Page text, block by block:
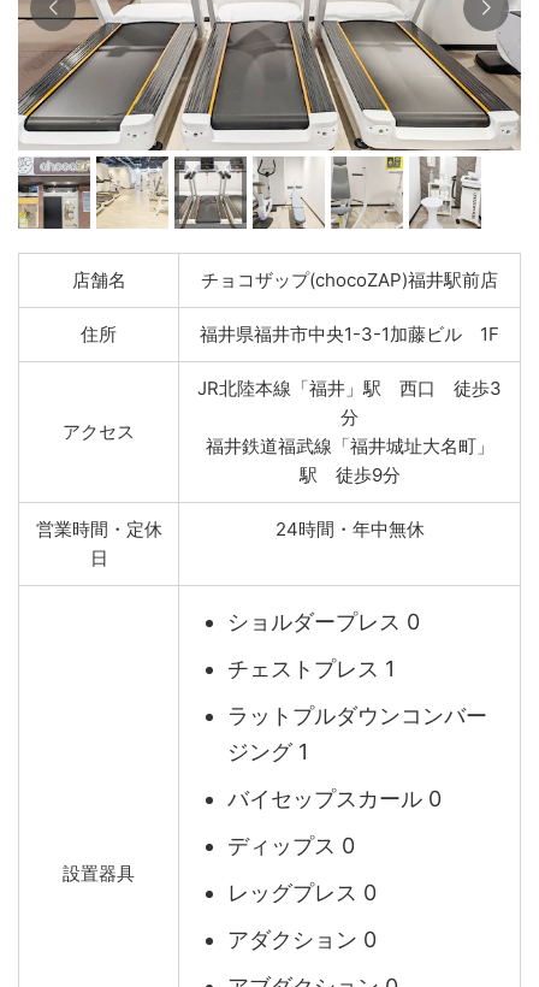
店舗名 チョコザップ(chocoZAP)福井駅前店
住所 福井県福井市中央1-3-1加藤ビル 1F
アクセス
JR北陸本線「福井」駅 西口 徒歩3
分
福井鉄道福武線「福井城址大名町」
駅 徒歩9分
営業時間・定休
日
24時間・年中無休
設置器具
ショルダープレス 0
チェストプレス 1
ラットプルダウンコンバー
ジング 1
バイセップスカール 0
ディップス 0
レッグプレス 0
アダクション 0